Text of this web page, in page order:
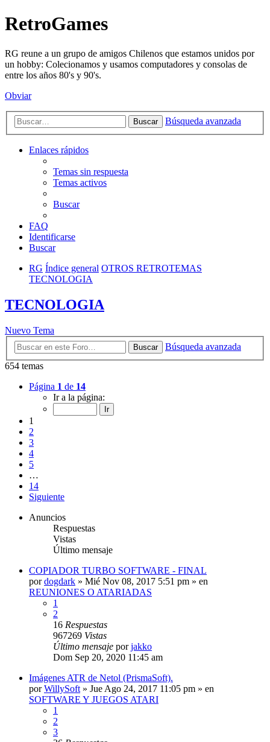
RetroGames
RG reune a un grupo de amigos Chilenos que estamos unidos por
un hobby: Colecionamos y usamos computadores y consolas de
entre los años 80's y 90's.
Obviar
Buscar Búsqueda avanzada
Enlaces rápidos
Temas sin respuesta
Temas activos
Buscar
FAQ
Identificarse
Buscar
RG Índice general OTROS RETROTEMAS
TECNOLOGIA
TECNOLOGIA
Nuevo Tema
Buscar
Búsqueda avanzada
654 temas
Página 1 de 14
Ir a la página:
1
2
3
4
5
…
14
Siguiente
Anuncios
Respuestas
Vistas
Último mensaje
COPIADOR TURBO SOFTWARE - FINAL
pordogdark » Mié Nov 08, 2017 5:51 pm » en
REUNIONES O ATARIADAS
1
2
16 Respuestas
967269 Vistas
Último mensaje porjakko
Dom Sep 20, 2020 11:45 am
Imágenes ATR de Netol (PrismaSoft).
porWillySoft » Jue Ago 24, 2017 11:05 pm » en
SOFTWARE Y JUEGOS ATARI
1
2
3